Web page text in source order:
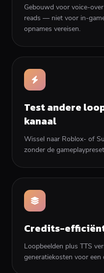
Gebouwd voor voice-
reads — niet voor in-
opnames vereisen.
Test andere
kanaal
Wissel naar Roblox- of
zonder de
Credits-
Loopbeelden plus TTS
generatiekosten voor